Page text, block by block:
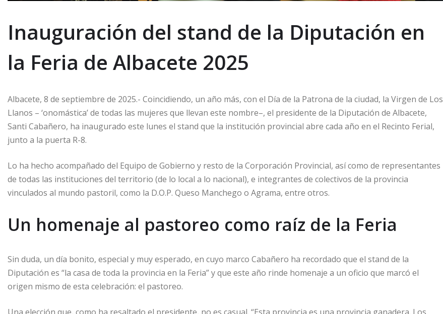
Inauguración del stand de la Diputación en
la Feria de Albacete 2025
Albacete, 8 de septiembre de 2025.- Coincidiendo, un año más, con el Día de la Patrona de la ciudad, la Virgen de Los
Llanos – ‘onomástica’ de todas las mujeres que llevan este nombre–, el presidente de la Diputación de Albacete,
Santi Cabañero, ha inaugurado este lunes el stand que la institución provincial abre cada año en el Recinto Ferial,
junto a la puerta R-8.
Lo ha hecho acompañado del Equipo de Gobierno y resto de la Corporación Provincial, así como de representantes
de todas las instituciones del territorio (de lo local a lo nacional), e integrantes de colectivos de la provincia
vinculados al mundo pastoril, como la D.O.P. Queso Manchego o Agrama, entre otros.
Un homenaje al pastoreo como raíz de la Feria
Sin duda, un día bonito, especial y muy esperado, en cuyo marco Cabañero ha recordado que el stand de la
Diputación es “la casa de toda la provincia en la Feria” y que este año rinde homenaje a un oficio que marcó el
origen mismo de esta celebración: el pastoreo.